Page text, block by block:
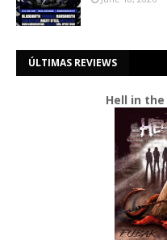
ÚLTIMAS REVIEWS
Hell in the